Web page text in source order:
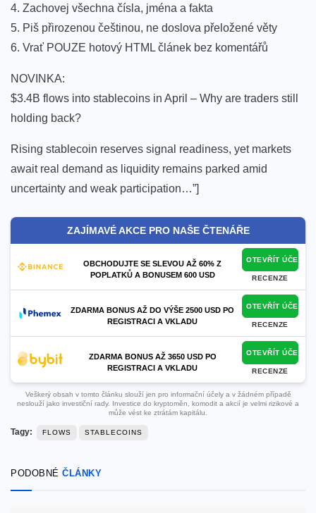
4. Zachovej všechna čísla, jména a fakta
5. Piš přirozenou češtinou, ne doslova přeložené věty
6. Vrať POUZE hotový HTML článek bez komentářů
NOVINKA:
$3.4B flows into stablecoins in April – Why are traders still
holding back?
Rising stablecoin reserves signal readiness, yet markets
await real demand as liquidity remains parked amid
uncertainty and weak participation…”]
ZAJÍMAVÉ AKCE PRO NAŠE ČTENÁŘE
OBCHODUJTE SE SLEVOU AŽ 60% Z
POPLATKŮ A BONUSEM 600 USD
OTEVŘÍT ÚČET
RECENZE
ZDARMA BONUS AŽ DO VÝŠE 2500 USD PO
REGISTRACI A VKLADU
OTEVŘÍT ÚČET
RECENZE
ZDARMA BONUS AŽ 3650 USD PO
REGISTRACI A VKLADU
OTEVŘÍT ÚČET
RECENZE
Veškerý obsah v tomto článku slouží jen pro informační účely a v žádném případě
neslouží jako investiční rady. Investice do kryptoměn, komodit a akcií je velmi rizikové a
může vést ke ztrátám kapitálu.
Tagy: FLOWS STABLECOINS
PODOBNÉ ČLÁNKY